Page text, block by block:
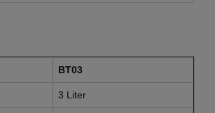
BT03
3 Liter